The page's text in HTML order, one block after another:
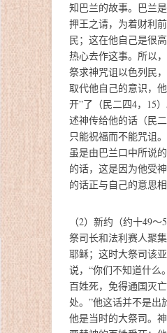
知巴兰的故事。巴兰
押王之请，为着财利
民；这在他自己是很
热心去作这事。所以
祭求神咒诅以色列民
取代他自己的意识，
开”了（民二四4，15
述神传给他的话（民二
只能祝福而不能咒诅
虽是由巴兰口中所说
的话，这是因为他受
的话正与自己的意思相
（2）新约（约十49
祭司长和法利赛人聚
耶稣；这时大祭司该
说，“你们不知道什么
百姓死，免得通国灭
处。”他这话并不是出
他是当时的大祭司。